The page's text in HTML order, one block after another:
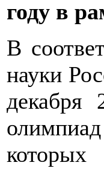
году в
В
науки